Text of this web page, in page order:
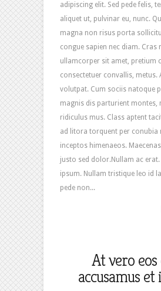
adipiscing elit. Sed pede felis,
aliquet ut, pulvinar eu, nunc.
magna non risus porta
congue sapien nec diam. Cras
ullamcorper sit amet, pretium
consectetuer convallis, metus.
volutpat. Cum sociis natoque
magnis dis parturient montes,
ridiculus mus. Class aptent
ad litora torquent per conubia
inceptos himenaeos.
justo sed dolor.Nullam ac erat.
ipsum. Nullam tristique leo id
pede non...
At vero
accusamus et